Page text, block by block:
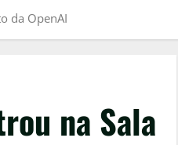
da OpenAI
na Sala